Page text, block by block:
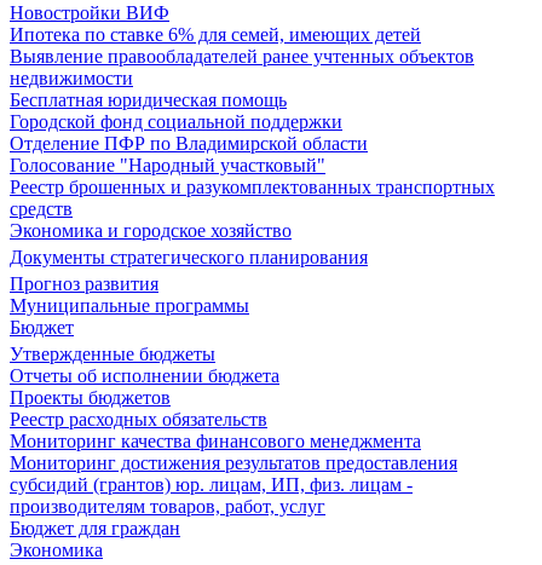
Новостройки ВИФ
Ипотека по ставке 6% для семей, имеющих детей
Выявление правообладателей ранее учтенных объектов
недвижимости
Бесплатная юридическая помощь
Городской фонд социальной поддержки
Отделение ПФР по Владимирской области
Голосование "Народный участковый"
Реестр брошенных и разукомплектованных транспортных
средств
Экономика и городское хозяйство
Документы стратегического планирования
Прогноз развития
Муниципальные программы
Бюджет
Утвержденные бюджеты
Отчеты об исполнении бюджета
Проекты бюджетов
Реестр расходных обязательств
Мониторинг качества финансового менеджмента
Мониторинг достижения результатов предоставления
субсидий (грантов) юр. лицам, ИП, физ. лицам -
производителям товаров, работ, услуг
Бюджет для граждан
Экономика